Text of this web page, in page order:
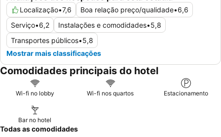
Localização•7,6 Boa relação preço/qualidade•6,6
Serviço•6,2 Instalações e comodidades•5,8
Transportes públicos•5,8
Mostrar mais classificações
Comodidades principais do hotel
Wi-fi no lobby Wi-fi nos quartos Estacionamento
Bar no hotel
Todas as comodidades